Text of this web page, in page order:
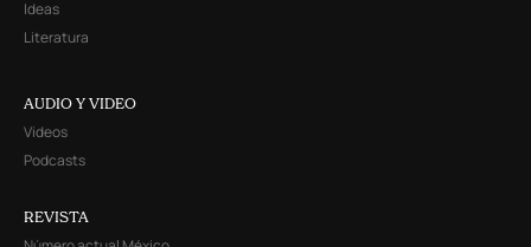
Ideas
Literatura
AUDIO Y VIDEO
Videos
Podcasts
REVISTA